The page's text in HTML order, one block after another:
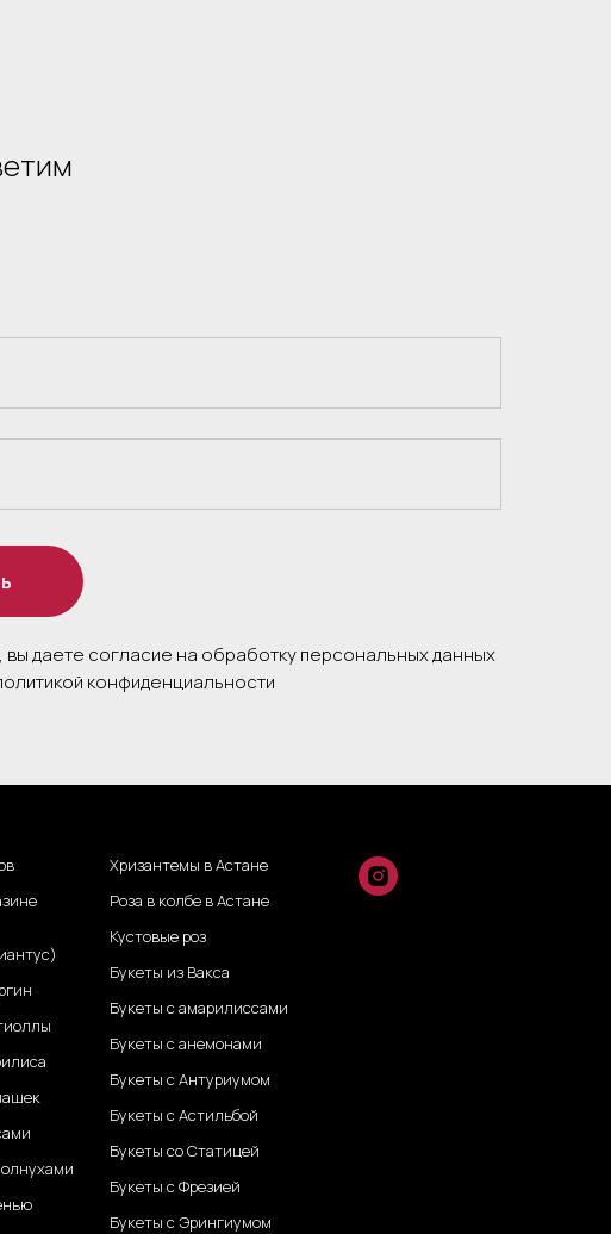
вы даете согласие на обработку персональных данных
конфиденциальности
Хризантемы в Астане
Роза в колбе в Астане
Кустовые роз
Букеты из Вакса
Букеты с амарилиссами
Букеты с анемонами
Букеты с Антуриумом
Букеты с Астильбой
Букеты со Статицей
Букеты с Фрезией
Букеты с Эрингиумом